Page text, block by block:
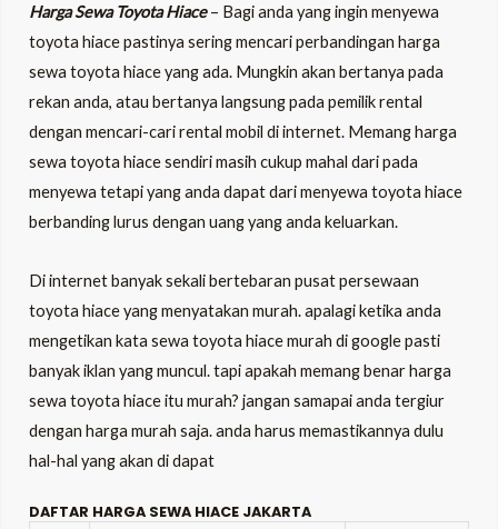
Harga Sewa Toyota Hiace– Bagi anda yang ingin menyewa
toyota hiace pastinya sering mencari perbandingan harga
sewa toyota hiace yang ada. Mungkin akan bertanya pada
rekan anda, atau bertanya langsung pada pemilik rental
dengan mencari-cari rental mobil di internet. Memang harga
sewa toyota hiace sendiri masih cukup mahal dari pada
menyewa tetapi yang anda dapat dari menyewa toyota hiace
berbanding lurus dengan uang yang anda keluarkan.
Di internet banyak sekali bertebaran pusat persewaan
toyota hiace yang menyatakan murah. apalagi ketika anda
mengetikan kata sewa toyota hiace murah di google pasti
banyak iklan yang muncul. tapi apakah memang benar harga
sewa toyota hiace itu murah? jangan samapai anda tergiur
dengan harga murah saja. anda harus memastikannya dulu
hal-hal yang akan di dapat
DAFTAR HARGA SEWA HIACE JAKARTA